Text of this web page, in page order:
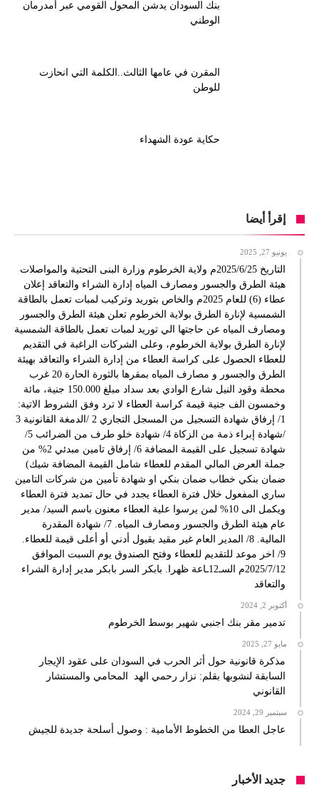
بنك السودان يدشن المحول القومي عبر أمدرمان
الوطني
المقرن في عامها الثالث..الكلمة التي انحازت
للوطن
حكاية عودة الشهداء
إقرأ أيضا
يونيو 27, 2025
التاريخ 2025/6/25م ولاية الخرطوم وزارة البنى التحتية والمواصلات
هيئة الطرق والجسور ومصارف المياه إدارة الشراء والتعاقد إعلان
عطاء (6) للعام 2025م والخاص بتوريد وتركيب لمبات تعمل بالطاقة
الشمسية لإنارة الطرق بولاية الخرطوم تعلن هيئة الطرق والجسور
ومصارف المياه عن حاجتها الي توريد لمبات تعمل بالطاقة الشمسية
لإنارة الطرق بولاية الخرطوم، وعلى الشركات الراغبة في التقديم
للعطاء الحصول على كراسة العطاء من إدارة الشراء والتعاقد بهيئة
الطرق والجسور و مصارف المياه بمقرها بالثورة الحارة 20 غرب
محطة وقود النيل شارع الوادي بعد سداد مبلغ 150.000 جنية، مائة
وخمسون الف جنية قيمة كراسة العطاء لا ترد وفق الشروط الاتية:
1/ إرفاق شهادة التسجيل من المسجل التجاري 2 /الدمغة القانونية 3
/شهادة إبراء ذمة من الزكاة 4/ شهادة خلو طرف من الضرائب 5/
شهادة تسجيل على القيمة المضافة 6/ إرفاق تامين مبدئي 2% من
جملة العرض المالي المقدم للعطاء شامل القيمة المضافة شيك)
ضمان بنكي خطاب ضمان بنكي او شهادة تأمين من شركات التامين
ساري المفعول خلال فترة العطاء يجدد في حال تمديد فترة العطاء
ويكمل الى 10% لمن يرسوا علية العطاء معنون باسم السيد/ مدير
عام هيئة الطرق والجسور ومصارف المياه. 7/ شهادة المقدرة
المالية. 8/ المدير العام غير مقيد بقبول أدني أو أعلى قيمة للعطاء.
9/ اخر موعد للتقديم للعطاء وفتح الصندوق يوم السبت الموافق
2025/7/12م السـ12ـاعة ظهرا. بابكر السر بابكر مدير إدارة الشراء
والتعاقد
أكتوبر 2, 2024
تدمير مقر بنك اجنبي شهير بوسط الخرطوم
مايو 27, 2025
مذكرة قانونية حول أثر الحرب في السودان على عقود الإيجار
السابقة لنشوبها بقلم: نزار رحمي الهد المحامي والمستشار
القانوني
سبتمبر 29, 2024
عاجل العطا من الخطوط الأمامية : وصول أسلحة جديدة للجيش
جديد الأخبار